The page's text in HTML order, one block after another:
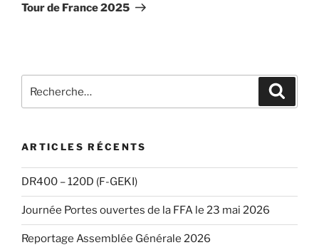
Tour de France 2025
pour
ARTICLES RÉCENTS
DR400 – 120D (F-GEKI)
Journée Portes ouvertes de la FFA le 23 mai 2026
Reportage Assemblée Générale 2026